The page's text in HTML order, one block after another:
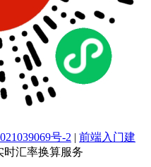
号-2 | 前端入门建
时汇率换算服务